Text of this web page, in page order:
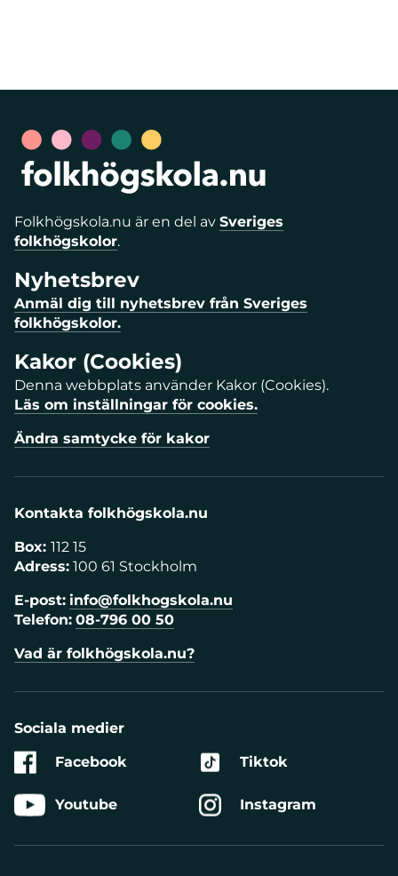
Folkhögskola.nu är en del av Sveriges
folkhögskolor.
Nyhetsbrev
Anmäl dig till nyhetsbrev från Sveriges
folkhögskolor.
Kakor (Cookies)
Denna webbplats använder Kakor (Cookies).
Läs om inställningar för cookies.
Ändra samtycke för kakor
Kontakta folkhögskola.nu
Box: 112 15
Adress: 100 61 Stockholm
E-post: info@folkhogskola.nu
Telefon: 08-796 00 50
Vad är folkhögskola.nu?
Sociala medier
Facebook
Youtube
Tiktok
Instagram